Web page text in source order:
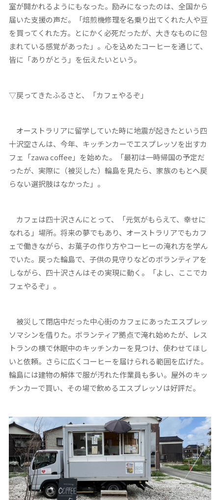
室が開かれるようにもなった。励みになったのは、全国から
届いた支援の声だ。「焙煎機修理を名乗り出てくれた人や豆
を買ってくれた方。とにかく必死だったが、大きなものに包
まれている感覚があった」。心を込めたコーヒーを通じて、
皆に「ありがとう」を伝えたいという。
▽戻ってきたふるさと、「カフェやるぞ」
オーストラリアに留学していた時に地震が起きたという四
十沢空さんは、今年、キッチンカーでエスプレッソを出すカ
フェ「zawa coffee」を始めた。「最初は一時帰国の予定だ
ったが、実際に（被災した）輪島を見たら、家族のもとへ戻
らない選択肢はなかった」。
カフェは四十沢さんにとって、「元気がもらえて、幸せに
なれる」場所。将来の夢でもあり、オーストラリアでもカフ
ェで働きながら、お菓子の作り方やコーヒーの淹れ方を学ん
でいた。戻った輪島で、子供の見守りなどのボランティアを
しながら、四十沢さんはその実現に動く。「よし、ここでカ
フェやるぞ」。
被災して閉店中だった中心街のカフェにあったエスプレッ
ソマシンを借りた。ボランティア拠点で淹れ始めたが、レス
トランの横で休眠中のキッチンカーを見つけ、使わせてほし
いと依頼。さらに広くコーヒーを届けられる範囲を広げた。
輪島には建物の解体で服が汚れた作業員も多い。屋外のキッ
チンカーで買い、その場で飲めるエスプレッソは好評だ。